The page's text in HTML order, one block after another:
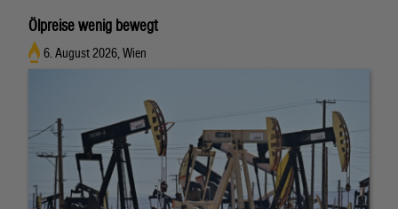
Ölpreise wenig bewegt
6. August 2026, Wien